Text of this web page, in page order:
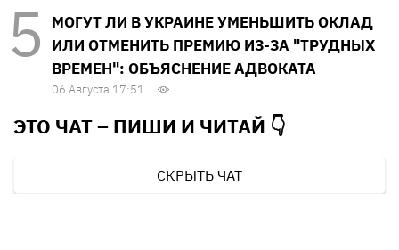
МОГУТ ЛИ В УКРАИНЕ УМЕНЬШИТЬ ОКЛАД
ИЛИ ОТМЕНИТЬ ПРЕМИЮ ИЗ-ЗА "ТРУДНЫХ
ВРЕМЕН": ОБЪЯСНЕНИЕ АДВОКАТА
06 Августа 17:51
ЭТО ЧАТ – ПИШИ И ЧИТАЙ 👇
СКРЫТЬ ЧАТ